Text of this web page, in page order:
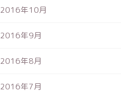
2016年10月
2016年9月
2016年8月
2016年7月